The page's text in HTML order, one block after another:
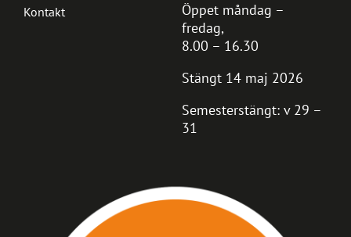
Öppet måndag –
fredag,
8.00 – 16.30
Stängt 14 maj 2026
Semesterstängt: v 29 –
31
Kontakt